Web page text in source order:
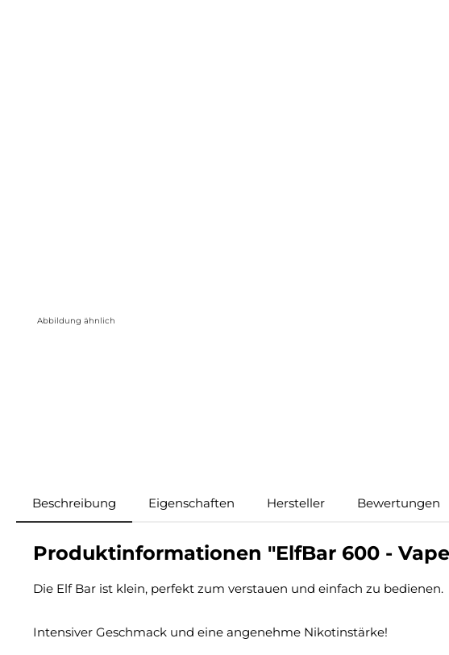
Abbildung ähnlich
Beschreibung Eigenschaften Hersteller Bewertungen
Produktinformationen "ElfBar 600 -
Die Elf Bar ist klein, perfekt zum verstauen und einfach zu bedienen.
Intensiver Geschmack und eine angenehme Nikotinstärke!